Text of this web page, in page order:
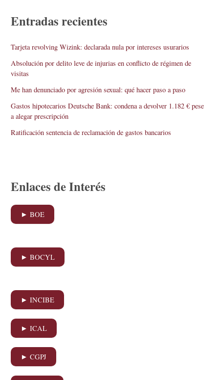
Entradas recientes
Tarjeta revolving Wizink: declarada nula por intereses usurarios
Absolución por delito leve de injurias en conflicto de régimen de
visitas
Me han denunciado por agresión sexual: qué hacer paso a paso
Gastos hipotecarios Deutsche Bank: condena a devolver 1.182 € pese
a alegar prescripción
Ratificación sentencia de reclamación de gastos bancarios
Enlaces de Interés
► BOE
► BOCYL
► INCIBE
► ICAL
► CGPJ